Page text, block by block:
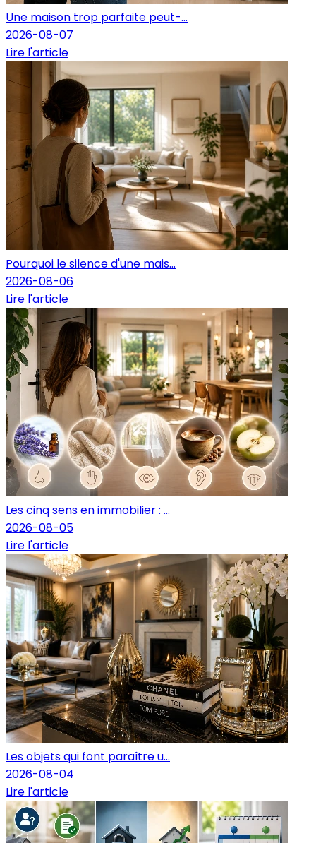
Une maison trop parfaite peut-...
2026-08-07
Lire l'article
Pourquoi le silence d'une mais...
2026-08-06
Lire l'article
Les cinq sens en immobilier : ...
2026-08-05
Lire l'article
Les objets qui font paraître u...
2026-08-04
Lire l'article